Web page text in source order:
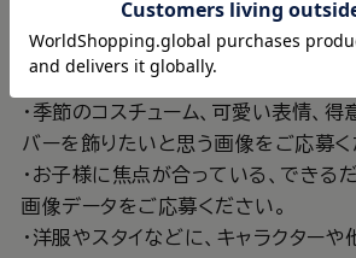
連絡はいたしません。
🐻お写真について
・季節のコスチューム、可愛い表情、得
バーを飾りたいと思う画像をご応募く
・お子様に焦点が合っている、できる
画像データをご応募ください。
・洋服やスタイなどに、キャラクター